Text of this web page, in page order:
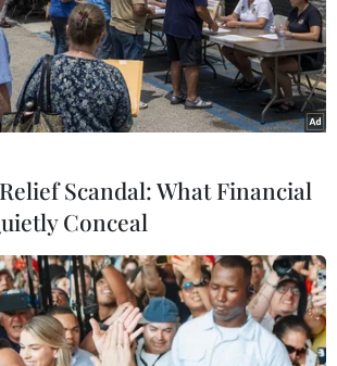
Scandal: What Financial
Conceal